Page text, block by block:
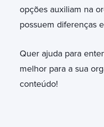
opções auxiliam na
possuem diferenças
Quer ajuda para
melhor para a sua
conteúdo!